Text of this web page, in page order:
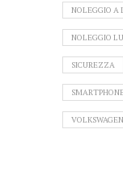
NOLEGGIO A
NOLEGGIO
SICUREZZA
VOLKSWAGEN